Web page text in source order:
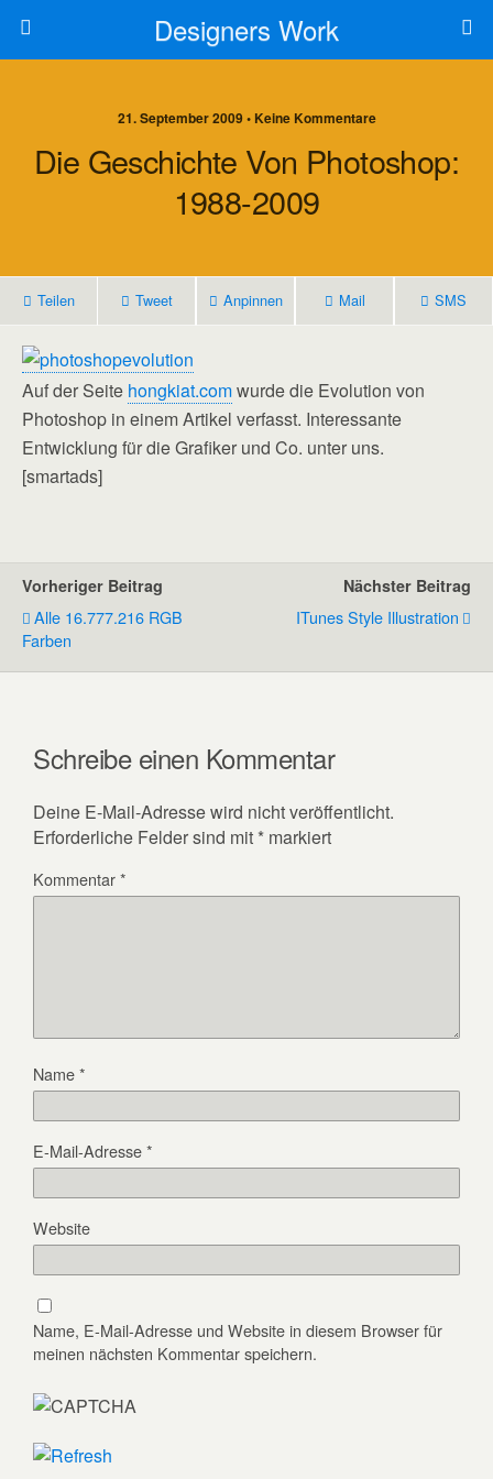
Designers Work
21. September 2009 • Keine Kommentare
Die Geschichte Von Photoshop:
1988-2009
Teilen Tweet Anpinnen Mail SMS
Auf der Seite hongkiat.comwurde die Evolution von
Photoshop in einem Artikel verfasst. Interessante
Entwicklung für die Grafiker und Co. unter uns.
[smartads]
Vorheriger Beitrag
Alle 16.777.216 RGB
Farben
Nächster Beitrag
ITunes Style Illustration
Schreibe einen Kommentar
Deine E-Mail-Adresse wird nicht veröffentlicht.
Erforderliche Felder sind mit * markiert
Kommentar*
Name*
E-Mail-Adresse*
Website
Name, E-Mail-Adresse und Website in diesem Browser für
meinen nächsten Kommentar speichern.